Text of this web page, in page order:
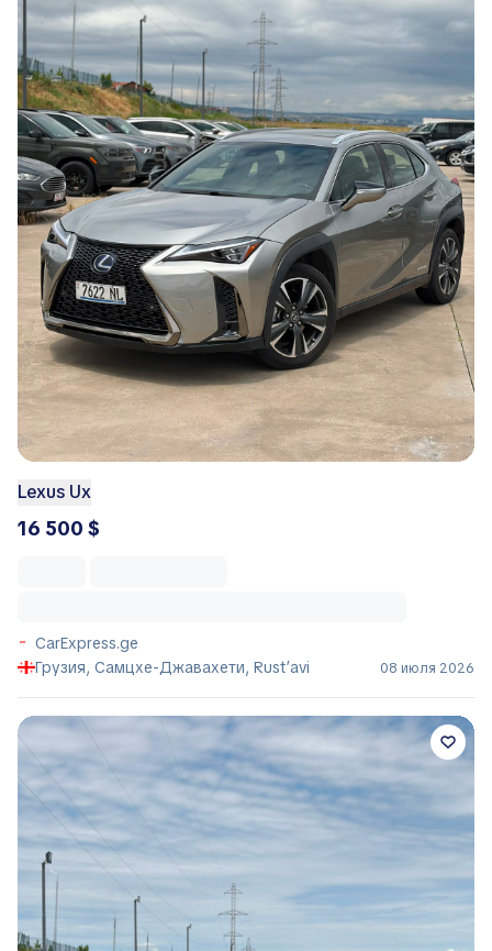
Lexus Ux
16 500 $
CarExpress.ge
Грузия, Самцхе-Джавахети, Rust’avi
08 июля 2026